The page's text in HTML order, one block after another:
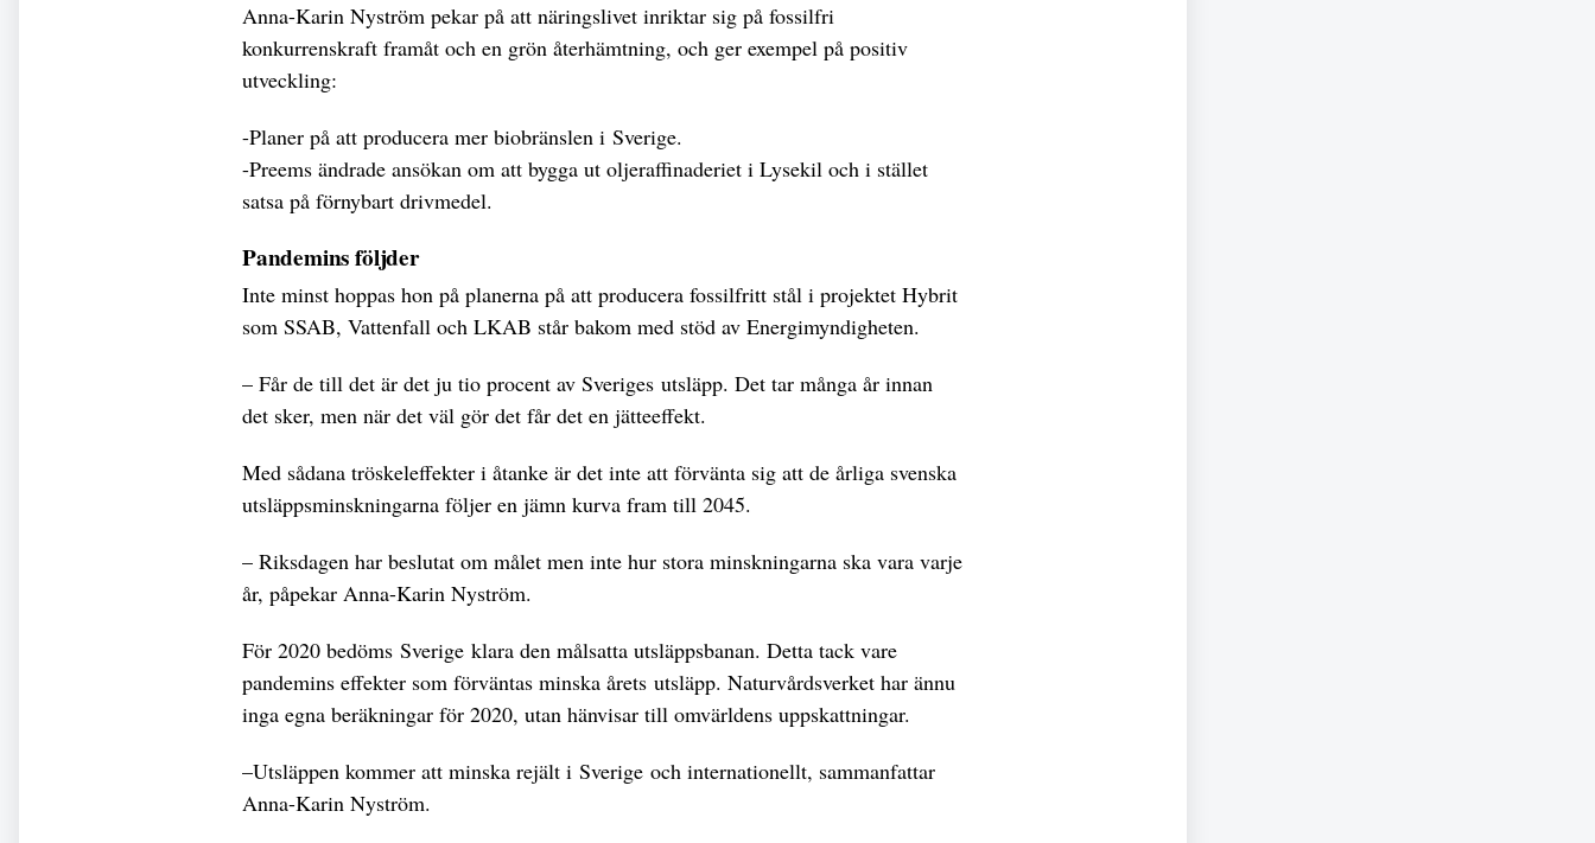
Anna-Karin Nyström pekar på att näringslivet inriktar sig på fossilfri
konkurrenskraft framåt och en grön återhämtning, och ger exempel på positiv
utveckling:
-Planer på att producera mer biobränslen i Sverige.
-Preems ändrade ansökan om att bygga ut oljeraffinaderiet i Lysekil och i stället
satsa på förnybart drivmedel.
Pandemins följder
Inte minst hoppas hon på planerna på att producera fossilfritt stål i projektet Hybrit
som SSAB, Vattenfall och LKAB står bakom med stöd av Energimyndigheten.
– Får de till det är det ju tio procent av Sveriges utsläpp. Det tar många år innan
det sker, men när det väl gör det får det en jätteeffekt.
Med sådana tröskeleffekter i åtanke är det inte att förvänta sig att de årliga svenska
utsläppsminskningarna följer en jämn kurva fram till 2045.
– Riksdagen har beslutat om målet men inte hur stora minskningarna ska vara varje
år, påpekar Anna-Karin Nyström.
För 2020 bedöms Sverige klara den målsatta utsläppsbanan. Detta tack vare
pandemins effekter som förväntas minska årets utsläpp. Naturvårdsverket har ännu
inga egna beräkningar för 2020, utan hänvisar till omvärldens uppskattningar.
–Utsläppen kommer att minska rejält i Sverige och internationellt, sammanfattar
Anna-Karin Nyström.